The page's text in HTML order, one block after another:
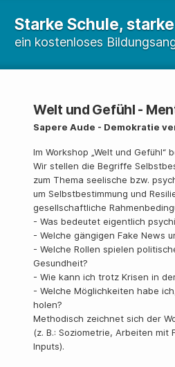
Starke Schule,
ein kostenloses
Welt und Gefühl -
Sapere Aude - Demokratie
Im Workshop „Welt und
Wir stellen die Begriffe
zum Thema seelische bzw.
um Selbstbestimmung und
gesellschaftliche
- Was bedeutet eigentlich
- Welche gängigen Fake News
- Welche Rollen spielen
Gesundheit?
- Wie kann ich trotz Krisen in
- Welche Möglichkeiten habe
holen?
Methodisch zeichnet sich der
(z. B.: Soziometrie, Arbeiten
Inputs).